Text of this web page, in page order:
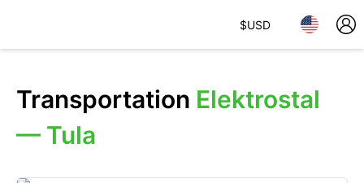
$USD
Transportation Elektrostal
— Tula